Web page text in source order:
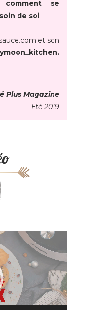
comment se
de soi.
et son
Plus Magazine
Eté 2019